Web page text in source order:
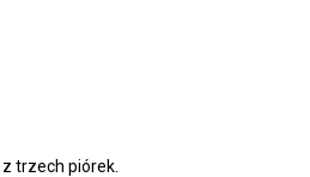
trzech piórek.